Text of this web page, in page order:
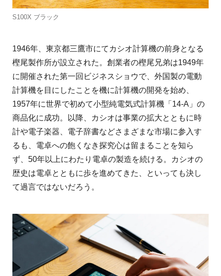
S100X ブラック
1946年、東京都三鷹市にてカシオ計算機の前身となる
樫尾製作所が設立された。創業者の樫尾兄弟は1949年
に開催された第一回ビジネスショウで、外国製の電動
計算機を目にしたことを機に計算機の開発を始め、
1957年に世界で初めて小型純電気式計算機「14-A」の
商品化に成功。以降、カシオは事業の拡大とともに時
計や電子楽器、電子辞書などさまざまな市場に参入す
るも、電卓への飽くなき探究心は留まることを知ら
ず、50年以上にわたり電卓の製造を続ける。カシオの
歴史は電卓とともに歩を進めてきた、といっても決し
て過言ではないだろう。